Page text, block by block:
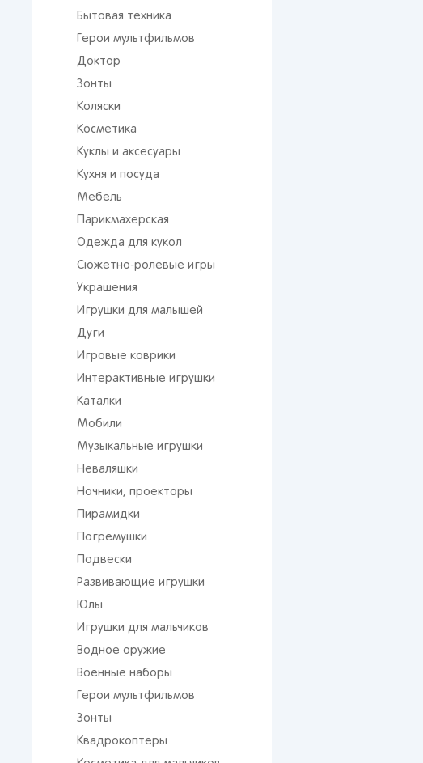
Бытовая техника
Герои мультфильмов
Доктор
Зонты
Коляски
Косметика
Куклы и аксесуары
Кухня и посуда
Мебель
Парикмахерская
Одежда для кукол
Сюжетно-ролевые игры
Украшения
Игрушки для малышей
Дуги
Игровые коврики
Интерактивные игрушки
Каталки
Мобили
Музыкальные игрушки
Неваляшки
Ночники, проекторы
Пирамидки
Погремушки
Подвески
Развивающие игрушки
Юлы
Игрушки для мальчиков
Водное оружие
Военные наборы
Герои мультфильмов
Зонты
Квадрокоптеры